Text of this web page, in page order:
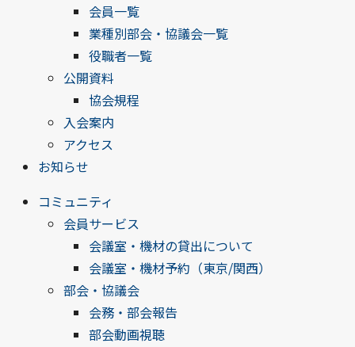
会員一覧
業種別部会・協議会一覧
役職者一覧
公開資料
協会規程
入会案内
アクセス
お知らせ
コミュニティ
会員サービス
会議室・機材の貸出について
会議室・機材予約（東京/関西）
部会・協議会
会務・部会報告
部会動画視聴